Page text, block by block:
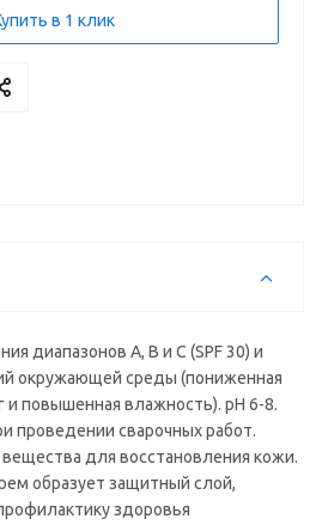
в 1 клик
диапазонов А, В и С (SPF 30) и
окружающей среды (пониженная
и повышенная влажность). pH 6-8.
проведении сварочных работ.
для восстановления кожи.
образует защитный слой,
здоровья